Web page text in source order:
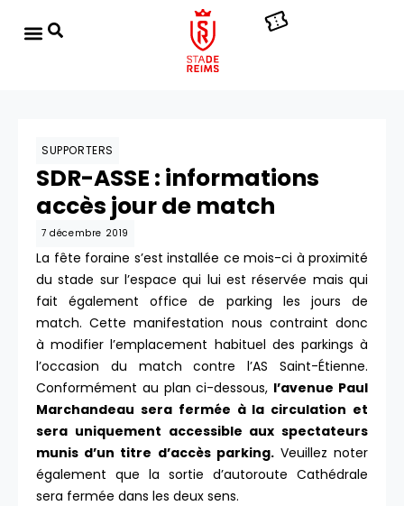
SUPPORTERS
SDR-ASSE : informations
accès jour de match
7 décembre 2019
La fête foraine s’est installée ce mois-ci à proximité
du stade sur l’espace qui lui est réservée mais qui
fait également office de parking les jours de
match. Cette manifestation nous contraint donc
à modifier l’emplacement habituel des parkings à
l’occasion du match contre l’AS Saint-Étienne.
Conformément au plan ci-dessous, l’avenue Paul
Marchandeau sera fermée à la circulation et
sera uniquement accessible aux spectateurs
munis d’un titre d’accès parking.Veuillez noter
également que la sortie d’autoroute Cathédrale
sera fermée dans les deux sens.